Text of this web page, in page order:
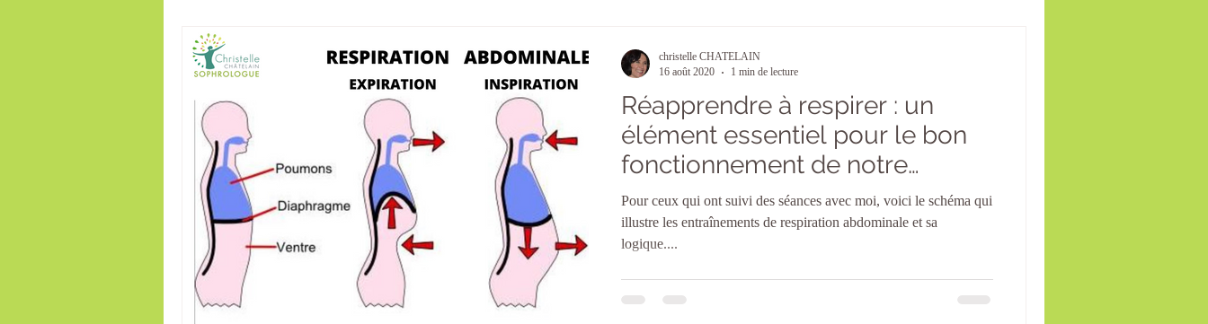
Réapprendre à respirer : un
élément essentiel pour le bon
fonctionnement de notre
organisme
Pour ceux qui ont suivi des séances avec moi, voici le schéma qui
illustre les entraînements de respiration abdominale et sa
logique....
christelle CHATELAIN
16 août 2020
1 min de lecture